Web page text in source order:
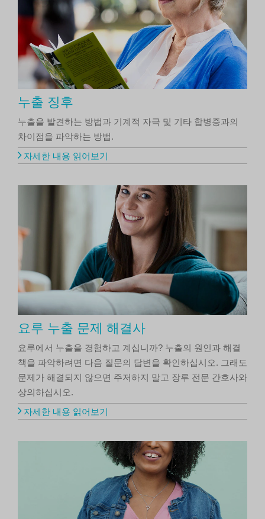
누출 징후
누출을 발견하는 방법과 기계적 자극 및 기타 합병증과의
차이점을 파악하는 방법.
자세한 내용 읽어보기
요루 누출 문제 해결사
요루에서 누출을 경험하고 계십니까? 누출의 원인과 해결
책을 파악하려면 다음 질문의 답변을 확인하십시오. 그래도
문제가 해결되지 않으면 주저하지 말고 장루 전문 간호사와
상의하십시오.
자세한 내용 읽어보기